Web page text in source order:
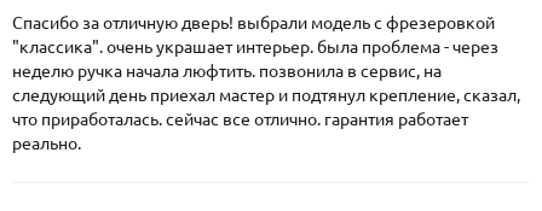
Спасибо за отличную дверь! выбрали модель с фрезеровкой
"классика". очень украшает интерьер. была проблема - через
неделю ручка начала люфтить. позвонила в сервис, на
следующий день приехал мастер и подтянул крепление, сказал,
что приработалась. сейчас все отлично. гарантия работает
реально.